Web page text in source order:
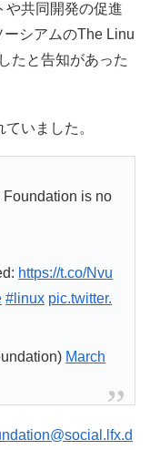
や共同開発の促進
シアムのThe Linu
たと告知があった
いました。
Foundation is no
https://t.co/Nvu
#linux pic.twitter.
March